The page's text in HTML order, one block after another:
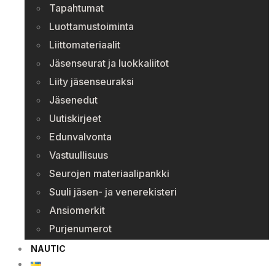
Tapahtumat
Luottamustoiminta
Liittomateriaalit
Jäsenseurat ja luokkaliitot
Liity jäsenseuraksi
Jäsenedut
Uutiskirjeet
Edunvalvonta
Vastuullisuus
Seurojen materiaalipankki
Suuli jäsen- ja venerekisteri
Ansiomerkit
Purjenumerot
NAUTIC